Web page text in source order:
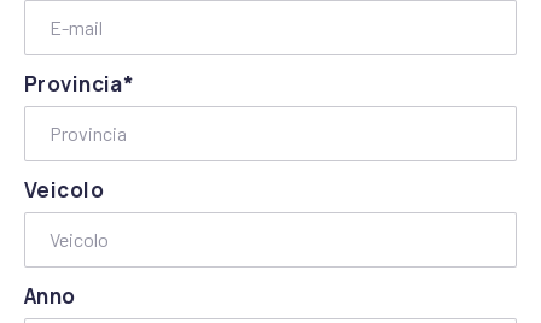
Provincia*
Veicolo
Anno